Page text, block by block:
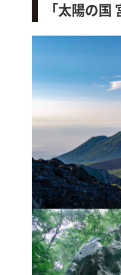
「太陽の